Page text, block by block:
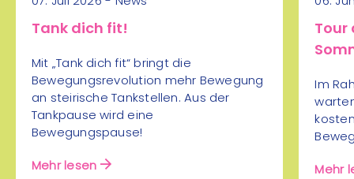
Puntigam
Laufen/Joggen
06
Aug
15:00 - 17:00 Uhr
Schanze/Turnsall Ramsau
Nordische Kombination
Tank dich fit!
Mit „Tank dich fit“ bringt die
Bewegungsrevolution mehr Bewegung
an steirische Tankstellen. Aus der
Tankpause wird eine
Bewegungspause!
Mehr lesen
Tour
Im
Mehr